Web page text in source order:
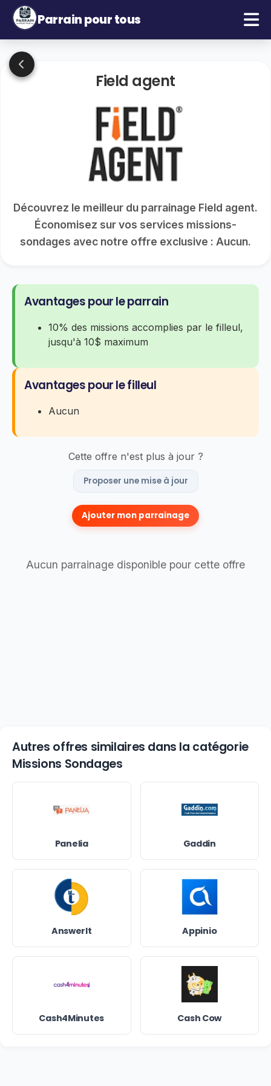
Parrain pour tous
Field agent
Découvrez le meilleur du parrainage Field agent.
Économisez sur vos services missions-
sondages avec notre offre exclusive : Aucun.
Avantages pour le parrain
10% des missions accomplies par le filleul,
jusqu'à 10$ maximum
Avantages pour le filleul
Aucun
Cette offre n'est plus à jour ?
Proposer une mise à jour
Ajouter mon parrainage
Aucun parrainage disponible pour cette offre
Autres offres similaires dans la catégorie
Missions Sondages
Panelia Gaddin
AnswerIt Appinio
Cash4Minutes Cash Cow